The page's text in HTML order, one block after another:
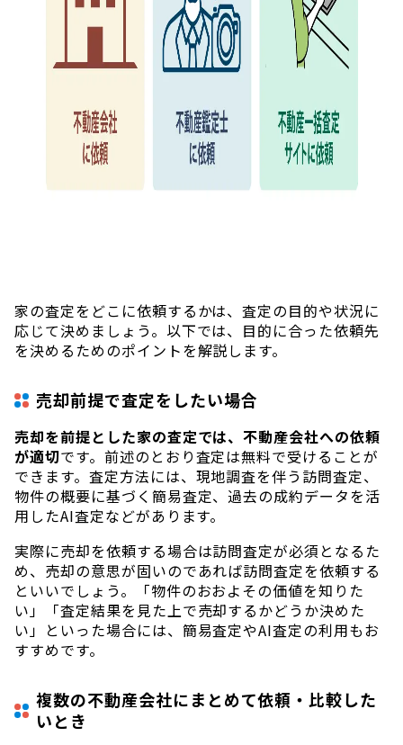
家の査定をどこに依頼するかは、査定の目的や状況に
応じて決めましょう。以下では、目的に合った依頼先
を決めるためのポイントを解説します。
売却前提で査定をしたい場合
売却を前提とした家の査定では、不動産会社への依頼
が適切です。前述のとおり査定は無料で受けることが
できます。査定方法には、現地調査を伴う訪問査定、
物件の概要に基づく簡易査定、過去の成約データを活
用したAI査定などがあります。
実際に売却を依頼する場合は訪問査定が必須となるた
め、売却の意思が固いのであれば訪問査定を依頼する
といいでしょう。「物件のおおよその価値を知りた
い」「査定結果を見た上で売却するかどうか決めた
い」といった場合には、簡易査定やAI査定の利用もお
すすめです。
複数の不動産会社にまとめて依頼・比較した
いとき